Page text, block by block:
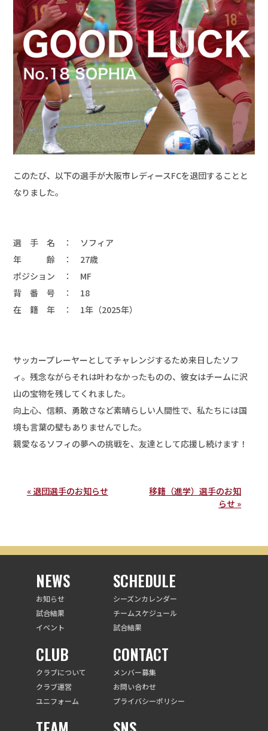
このたび、以下の選手が大阪市レディースFCを退団することと
なりました。
選　手　名　：　ソフィア
年　　　齢　：　27歳
ポジション　：　MF
背　番　号　：　18
在　籍　年　：　1年（2025年）
サッカープレーヤーとしてチャレンジするため来日したソフ
ィ。残念ながらそれは叶わなかったものの、彼女はチームに沢
山の宝物を残してくれました。
向上心、信頼、勇敢さなど素晴らしい人間性で、私たちには国
境も言葉の壁もありませんでした。
« 退団選手のお知らせ
移籍（進学）選手のお知
らせ »
NEWS
お知らせ
試合結果
イベント
CLUB
クラブについて
クラブ運営
ユニフォーム
SCHEDULE
シーズンカレンダー
チームスケジュール
試合結果
CONTACT
メンバー募集
お問い合わせ
プライバシーポリシー